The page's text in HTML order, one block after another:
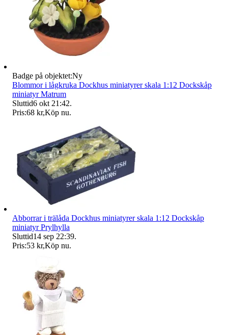
Badge på objektet:Ny
Blommor i lågkruka Dockhus miniatyrer skala 1:12 Dockskåp
miniatyr Matrum
Sluttid6 okt 21:42.
Pris:68 kr,Köp nu.
Abborrar i trälåda Dockhus miniatyrer skala 1:12 Dockskåp
miniatyr Prylhylla
Sluttid14 sep 22:39.
Pris:53 kr,Köp nu.